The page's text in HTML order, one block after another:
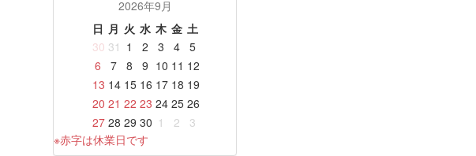
2026年9月
日 月 火 水 木 金 土
30 31 1 2 3 4
5
6
7 8 9 10 11 12
13 14 15 16 17 18 19
20 21 22 23 24 25 26
27 28 29 30 1 2
3
※赤字は休業日です